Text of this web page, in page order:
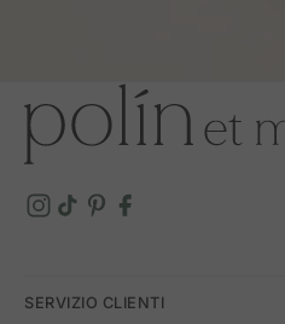
SERVIZIO CLIENTI